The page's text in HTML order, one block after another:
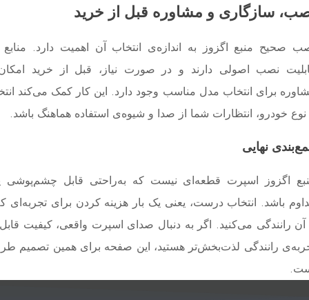
سازگاری و مشاوره قبل از خرید
صحیح منبع اگزوز به اندازه‌ی انتخاب آن اهمیت دارد. منابع
نصب اصولی دارند و در صورت نیاز، قبل از خرید
برای انتخاب مدل مناسب وجود دارد. این کار کمک می‌کند
نوع خودرو، انتظارات شما از صدا و شیوه‌ی استفاده هماهنگ باشد.
نهایی
اگزوز اسپرت قطعه‌ای نیست که به‌راحتی قابل چشم‌پوشی
باشد. انتخاب درست، یعنی یک بار هزینه کردن برای تجربه‌ای
آن رانندگی می‌کنید. اگر به دنبال صدای اسپرت واقعی، کیفیت
رانندگی لذت‌بخش‌تر هستید، این صفحه برای همین تصمیم